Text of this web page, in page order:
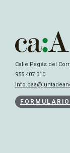
Calle Pagés del
955 407 310